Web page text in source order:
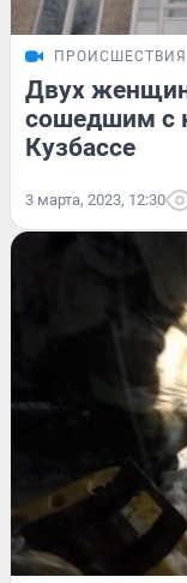
ПРОИСШЕСТВИЯ
Двух женщин
сошедшим с
Кузбассе
3 марта, 2023, 12:30